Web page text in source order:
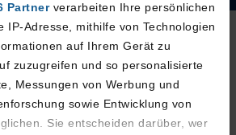
Partnerverarbeiten Ihre persönlichen
IP-Adresse, mithilfe von Technologien
auf Ihrem Gerät zu
zuzugreifen und so personalisierte
Messungen von Werbung und
sowie Entwicklung von
Sie entscheiden darüber, wer